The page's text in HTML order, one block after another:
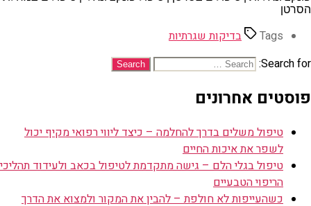
הסרטן
Tags
בדיקות שגרתיות
Search for:
פוסטים אחרונים
טיפול משלים בדרך להחלמה – כיצד ליווי רפואי מקיף יכול
לשפר את איכות החיים
טיפול בגלי הלם – גישה מתקדמת לטיפול בכאב ולעידוד תהליכי
הריפוי הטבעיים
כשהעייפות לא חולפת – להבין את המקור ולמצוא את הדרך